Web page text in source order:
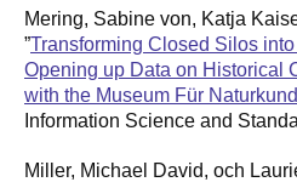
Mering, Sabine von, Katja
”Transforming Closed Silos
Opening up Data on Historical
with the Museum Für
Information Science and
Miller, Michael David, och